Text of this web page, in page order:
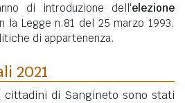
di introduzione dell'elezione
la Legge n.81 del 25 marzo 1993.
di appartenenza.
2021
di Sangineto sono stati